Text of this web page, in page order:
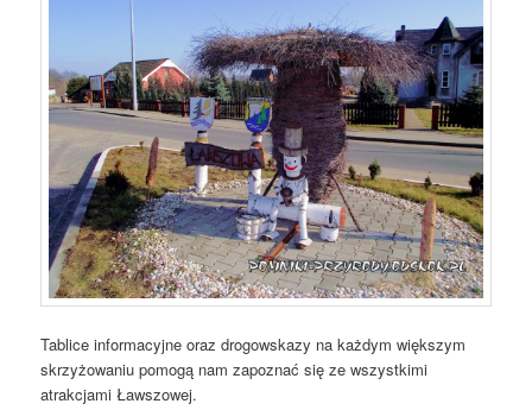
Tablice informacyjne oraz drogowskazy na każdym większym
skrzyżowaniu pomogą nam zapoznać się ze wszystkimi
atrakcjami Ławszowej.